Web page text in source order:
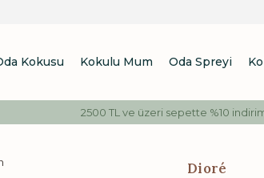
Kokusu Kokulu Mum Oda Spreyi
2500 TL ve üzeri sepette %10
Dioré